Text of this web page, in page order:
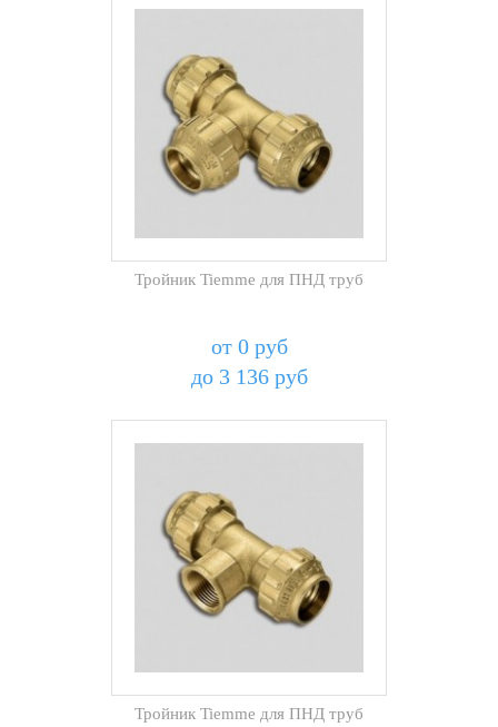
Тройник Tiemme для ПНД труб
от 0 руб
до 3 136 руб
Тройник Tiemme для ПНД труб